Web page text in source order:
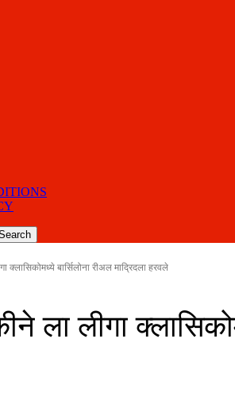
क्लासिकोमध्ये बार्सिलोना रीअल माद्रिदला हरवले
ला लीगा